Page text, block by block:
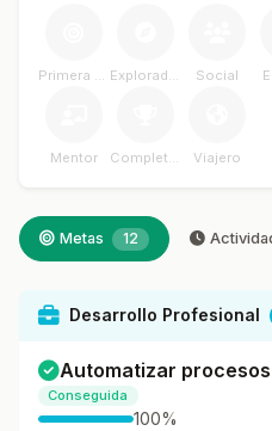
Primera Meta Explorador Social
Mentor Completador Viajero
Metas 12
Desarrollo Profesional
Automatizar
Conseguida
100%